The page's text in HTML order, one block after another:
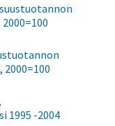
1995 -2004